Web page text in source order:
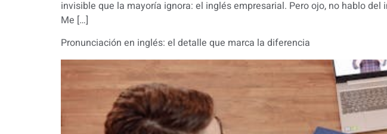
invisible que la mayoría ignora: el inglés empresarial. Pero ojo, no hablo
Me […]
Pronunciación en inglés: el detalle que marca la diferencia